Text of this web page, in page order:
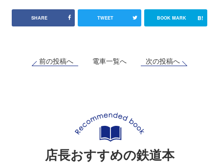
SHARE TWEET BOOK MARK B!
前の投稿へ 電車一覧へ 次の投稿へ
店長おすすめの鉄道本